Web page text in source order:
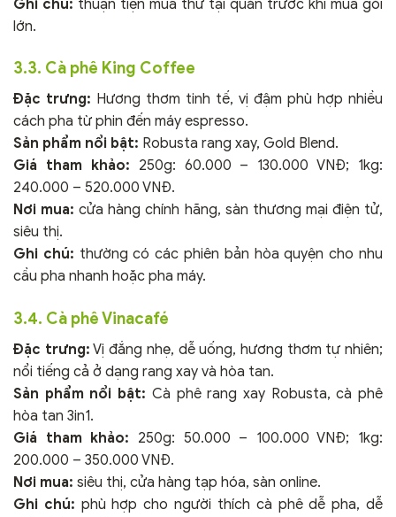
Ghi chú: thuận tiện mua thử tại quán trước khi mua gói
lớn.
3.3. Cà phê King Coffee
Đặc trưng: Hương thơm tinh tế, vị đậm phù hợp nhiều
cách pha từ phin đến máy espresso.
Sản phẩm nổi bật: Robusta rang xay, Gold Blend.
Giá tham khảo: 250g: 60.000 – 130.000 VNĐ; 1kg:
240.000 – 520.000 VNĐ.
Nơi mua: cửa hàng chính hãng, sàn thương mại điện tử,
siêu thị.
Ghi chú: thường có các phiên bản hòa quyện cho nhu
cầu pha nhanh hoặc pha máy.
3.4. Cà phê Vinacafé
Đặc trưng: Vị đắng nhẹ, dễ uống, hương thơm tự nhiên;
nổi tiếng cả ở dạng rang xay và hòa tan.
Sản phẩm nổi bật: Cà phê rang xay Robusta, cà phê
hòa tan 3in1.
Giá tham khảo: 250g: 50.000 – 100.000 VNĐ; 1kg:
200.000 – 350.000 VNĐ.
Nơi mua: siêu thị, cửa hàng tạp hóa, sàn online.
Ghi chú: phù hợp cho người thích cà phê dễ pha, dễ